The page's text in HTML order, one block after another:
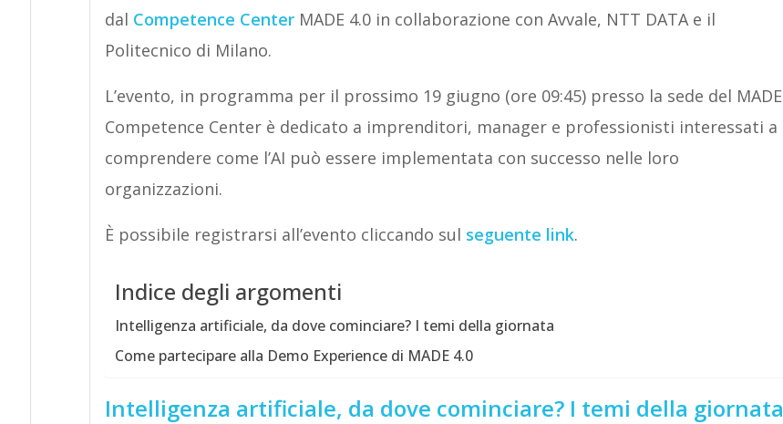
dal Competence CenterMADE 4.0 in collaborazione con Avvale, NTT DATA e il
Politecnico di Milano.
L’evento, in programma per il prossimo 19 giugno (ore 09:45) presso la sede del MADE
Competence Center è dedicato a imprenditori, manager e professionisti interessati a
comprendere come l’AI può essere implementata con successo nelle loro
organizzazioni.
È possibile registrarsi all’evento cliccando sul seguente link.
Indice degli argomenti
Intelligenza artificiale, da dove cominciare? I temi della giornata
Come partecipare alla Demo Experience di MADE 4.0
Intelligenza artificiale, da dove cominciare? I temi della giornata